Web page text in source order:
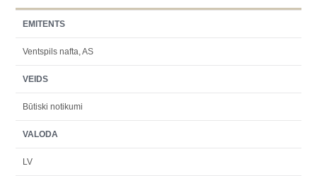
EMITENTS
Ventspils nafta, AS
VEIDS
Būtiski notikumi
VALODA
LV